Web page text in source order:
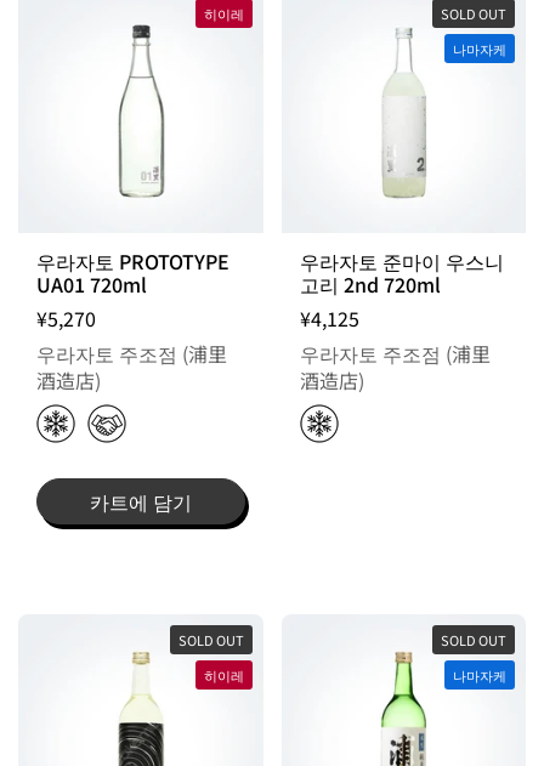
우라자토 PROTOTYPE
UA01 720ml
¥5,270
우라자토 주조점 (浦里
酒造店)
카트에 담기
히이레
우라자토 준마이 우스니
고리 2nd 720ml
¥4,125
우라자토 주조점 (浦里
酒造店)
SOLD OUT
나마자케
SOLD OUT
히이레
SOLD OUT
나마자케